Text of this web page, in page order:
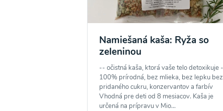
Namiešaná kaša: Ryža so
zeleninou
-- očistná kaša, ktorá vaše telo detoxikuje
100% prírodná, bez mlieka, bez lepku bez
pridaného cukru, konzervantov a farbív
Vhodná pre deti od 8 mesiacov. Kaša je
určená na prípravu v Mio...